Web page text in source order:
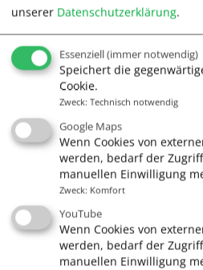
Segelschule
Voll auf
Wir sind Mitglied im
Sportbootschulen (VDS)
Ausbildungsstätte des
Kontakt zu uns
Segelschule Frank Lochte
Stresemannstr. 11
unserer Datenschutzerklärung.
Essenziell(immer notwendig)
Speichert die
Cookie.
Zweck: Technisch notwendig
Google Maps
Wenn Cookies von
werden, bedarf der
manuellen Einwilligung
Zweck: Komfort
YouTube
Wenn Cookies von
werden, bedarf der
manuellen Einwilligung